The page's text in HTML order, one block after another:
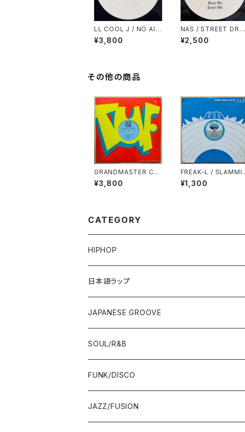
LL COOL J / NO AIR
PLAY
¥3,800
NAS / STREET DREA
MS(REMIX PT.2)
¥2,500
その他の商品
GRANDMASTER CA
Z / TO ALL THE PAR
TY PEOPLE
¥3,800
FREAK-L / SLAMMI
N'
¥1,300
CATEGORY
HIPHOP
12"/7"
80'S OLD SCHOOL
EARLY 90'S MIDDLE〜NEW SCHOOL
LP
80'S OLD SCHOOL
EARLY 90'S MIDDLE〜NEW SCHOOL
日本語ラップ
12"/7"
80'S OLD SCHOOL〜EARLY 90'S
MID〜LATE 90'S
LP
80'S OLD SCHOOL〜EARLY 90'S
MID〜LATE 90'S
CD/TAPE
CD-R/DEMO/SAMPLE
JAPANESE GROOVE
LP
60'S/70'S
80'S
7"/12"
60'S/70'S
SOUL/R&B
LP
60'S/70'S
12"/7"
FUNK/DISCO
LP
JAZZ/FUSION